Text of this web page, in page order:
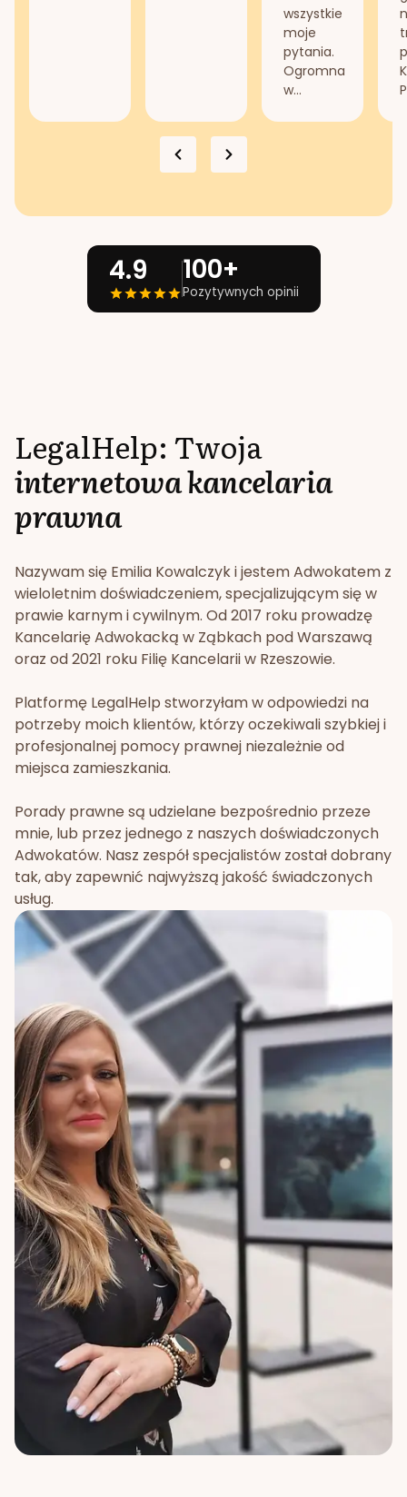
wszystkie
moje
pytania.
Ogromna
w...
4.9 100+
Pozytywnych opinii
LegalHelp: Twoja
internetowa kancelaria
prawna
Nazywam się Emilia Kowalczyk i jestem Adwokatem z
wieloletnim doświadczeniem, specjalizującym się w
prawie karnym i cywilnym. Od 2017 roku prowadzę
Kancelarię Adwokacką w Ząbkach pod Warszawą
oraz od 2021 roku Filię Kancelarii w Rzeszowie.
Platformę LegalHelp stworzyłam w odpowiedzi na
potrzeby moich klientów, którzy oczekiwali szybkiej i
profesjonalnej pomocy prawnej niezależnie od
miejsca zamieszkania.
Porady prawne są udzielane bezpośrednio przeze
mnie, lub przez jednego z naszych doświadczonych
Adwokatów. Nasz zespół specjalistów został dobrany
tak, aby zapewnić najwyższą jakość świadczonych
usług.